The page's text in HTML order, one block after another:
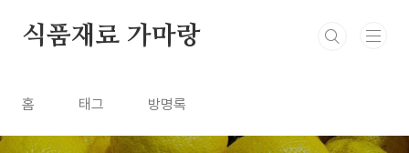
식품재료 가마랑
홈 태그 방명록